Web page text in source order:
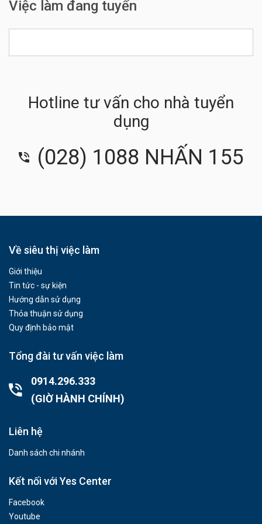
Việc làm đang tuyển
Hotline tư vấn cho nhà tuyển
dụng
(028) 1088 NHẤN 155
Về siêu thị việc làm
Giới thiệu
Tin tức - sự kiện
Hướng dẫn sử dụng
Thỏa thuận sử dụng
Quy định bảo mật
Tổng đài tư vấn việc làm
0914.296.333
(GIỜ HÀNH CHÍNH)
Liên hệ
Danh sách chi nhánh
Kết nối với Yes Center
Facebook
Youtube